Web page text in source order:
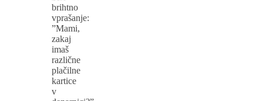
brihtno
vprašanje:
”Mami,
zakaj
imaš
različne
plačilne
kartice
v